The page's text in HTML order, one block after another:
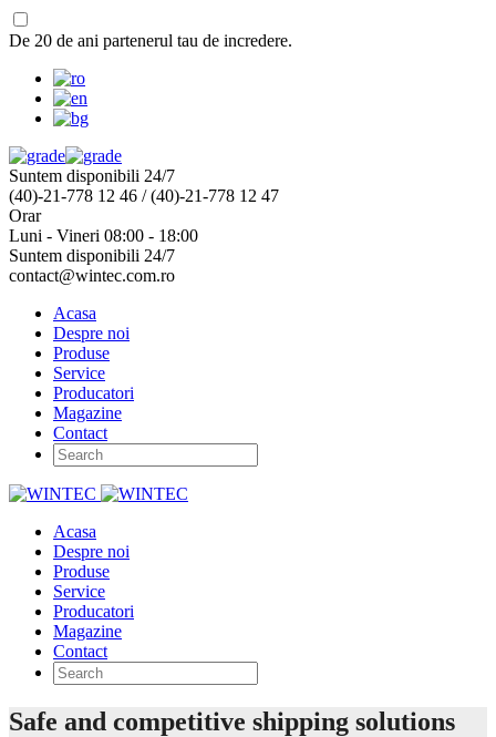
De 20 de ani partenerul tau de incredere.
Suntem disponibili 24/7
(40)-21-778 12 46 / (40)-21-778 12 47
Orar
Luni - Vineri 08:00 - 18:00
Suntem disponibili 24/7
contact@wintec.com.ro
Acasa
Despre noi
Produse
Service
Producatori
Magazine
Contact
Acasa
Despre noi
Produse
Service
Producatori
Magazine
Contact
Safe and competitive shipping solutions